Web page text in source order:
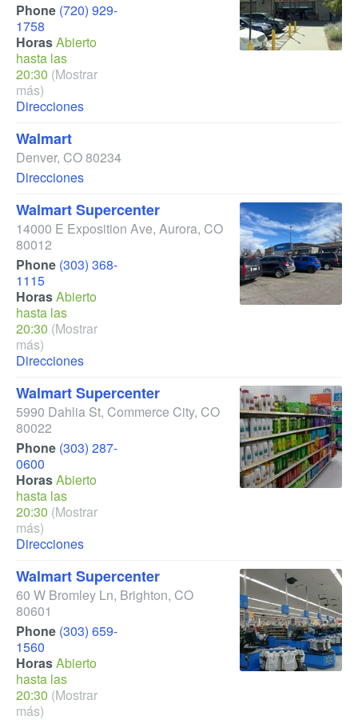
Phone (720) 929-
1758
HorasAbierto
hasta las
20:30 (Mostrar
más)
Direcciones
Walmart
Denver, CO80234
Direcciones
Walmart Supercenter
14000 E Exposition Ave, Aurora, CO
80012
Phone (303) 368-
1115
HorasAbierto
hasta las
20:30 (Mostrar
más)
Direcciones
Walmart Supercenter
5990 Dahlia St, Commerce City, CO
80022
Phone (303) 287-
0600
HorasAbierto
hasta las
20:30 (Mostrar
más)
Direcciones
Walmart Supercenter
60 W Bromley Ln, Brighton, CO
80601
Phone (303) 659-
1560
HorasAbierto
hasta las
20:30 (Mostrar
más)